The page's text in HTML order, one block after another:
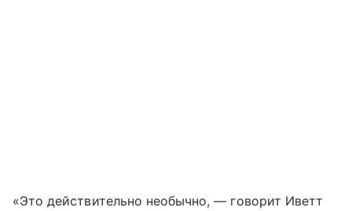
«Это действительно необычно, — говорит Иветт